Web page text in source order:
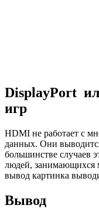
DisplayPort
игр
HDMI не работает с
данных. Они
большинстве случаев
людей, занимающихся
вывод картинка
Вывод